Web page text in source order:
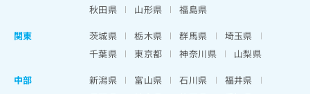
秋田県
山形県
福島県
関東
茨城県 栃木県 群馬県
埼玉県
千葉県
東京都 神奈川県
山梨県
中部
新潟県 富山県 石川県
福井県